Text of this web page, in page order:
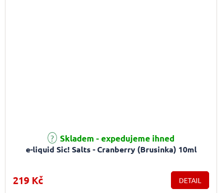
e-liquid Sic! Salts - Cranberry (Brusinka) 10ml
Skladem - expedujeme ihned
219 Kč DETAIL